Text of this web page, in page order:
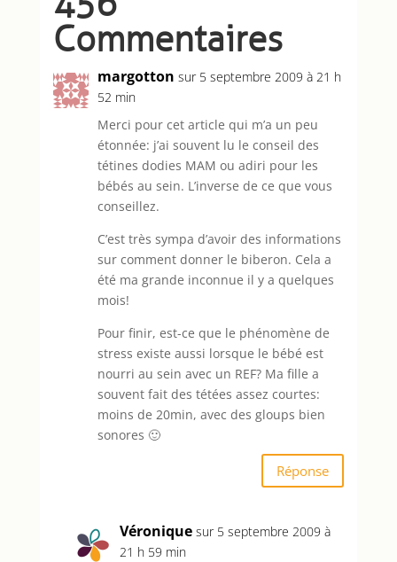
Commentaires
margotton sur 5 septembre 2009 à 21 h
52 min
Merci pour cet article qui m’a un peu
étonnée: j’ai souvent lu le conseil des
tétines dodies MAM ou adiri pour les
bébés au sein. L’inverse de ce que vous
conseillez.
C’est très sympa d’avoir des informations
sur comment donner le biberon. Cela a
été ma grande inconnue il y a quelques
mois!
Pour finir, est-ce que le phénomène de
stress existe aussi lorsque le bébé est
nourri au sein avec un REF? Ma fille a
souvent fait des tétées assez courtes:
moins de 20min, avec des gloups bien
sonores 🙂
Réponse
Véronique sur 5 septembre 2009 à
21 h 59 min